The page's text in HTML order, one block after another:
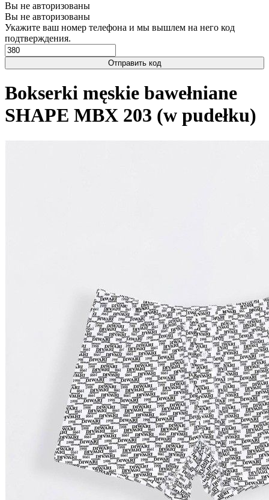
Вы не авторизованы
Вы не авторизованы
Укажите ваш номер телефона и мы вышлем на него код
подтверждения.
Отправить код
Bokserki męskie bawełniane
SHAPE MBX 203 (w pudełku)